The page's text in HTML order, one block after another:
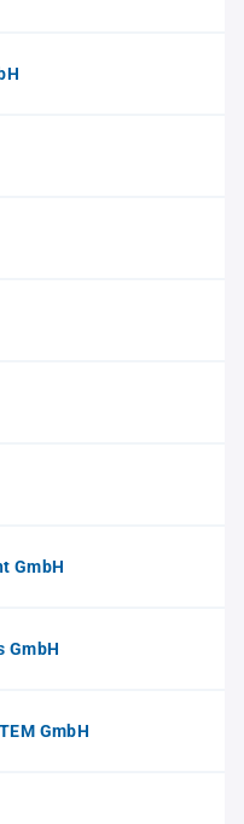
GmbH
GmbH
GmbH